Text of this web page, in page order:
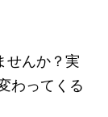
せんか？実
わってくる